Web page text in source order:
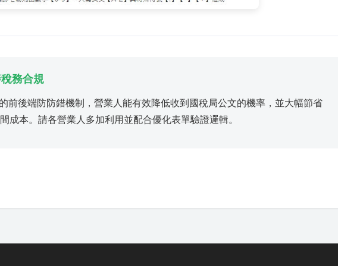
務合規
前後端防防錯機制，營業人能有效降低收到國稅局公文的機率，並大幅節省
成本。請各營業人多加利用並配合優化表單驗證邏輯。